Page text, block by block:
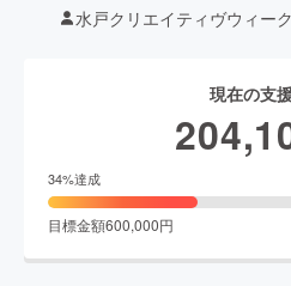
水戸クリエイティヴウィー
現在の支
34%達成
目標金額600,000円